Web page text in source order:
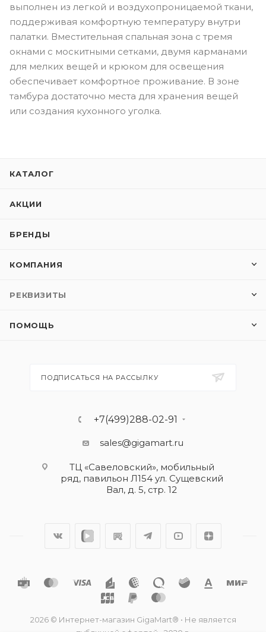
выполнен из легкой и воздухопроницаемой ткани,
поддерживая комфортную температуру внутри
палатки. Вместительная спальная зона с тремя
окнами с москитными сетками, двумя карманами
для мелких вещей и крюком для освещения
обеспечивает комфортное проживание. В зоне
тамбура достаточно места для хранения вещей
или создания кухонного уголка.
КАТАЛОГ
АКЦИИ
БРЕНДЫ
КОМПАНИЯ
РЕКВИЗИТЫ
ПОМОЩЬ
ПОДПИСАТЬСЯ НА РАССЫЛКУ
+7(499)288-02-91
sales@gigamart.ru
ТЦ «Савеловский», мобильный
ряд, павильон Л154 ул. Сущевский
Вал, д. 5, стр. 12
2026 © Интернет-магазин GigaMart® • Не является